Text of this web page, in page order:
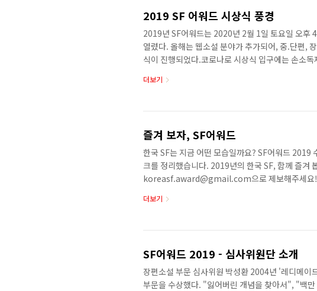
2019 SF 어워드 시상식 풍경
2019년 SF어워드는 2020년 2월 1일 토요일 오후
열렸다. 올해는 웹소설 분야가 추가되어, 중.단편,
식이 진행되었다.코로나로 시상식 입구에는 손소
이 현장 운영, 사진을 홍석찬, 사회를 이서영 작가가
대리는 “과천과학관을 만든 다음 해에 SF축제를
더보기
즐겨 보자, SF어워드
한국 SF는 지금 어떤 모습일까요? SF어워드 2019
크를 정리했습니다. 2019년의 한국 SF, 함께 즐겨
koreasf.award@gmail.com으로 제보해주세요!
문 우수상 문목하 《돌이킬 수 있는》 교보 알라딘
설 부문 본심 진출작 듀나 《민트의 세계》 교보
더보기
SF어워드 2019 - 심사위원단 소개
장편소설 부문 심사위원 박성환 2004년 '레디메이
부문을 수상했다. "잃어버린 개념을 찾아서", "백